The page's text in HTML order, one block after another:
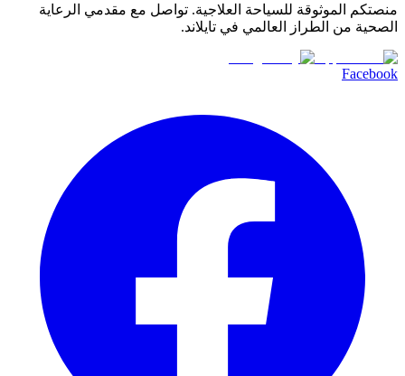
منصتكم الموثوقة للسياحة العلاجية. تواصل مع مقدمي الرعاية
الصحية من الطراز العالمي في تايلاند.
Facebook